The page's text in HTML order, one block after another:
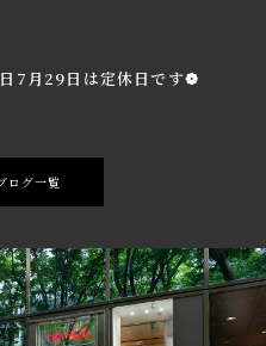
日7月29日は定休日です❁
ログ一覧